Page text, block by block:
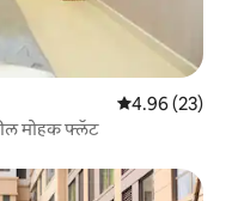
5 पैकी 4.96
4.96 (23)
मोहक फ्लॅट